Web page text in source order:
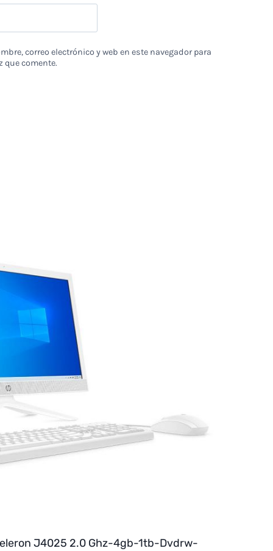
correo electrónico y web en este navegador para
que comente.
J4025 2.0 Ghz-4gb-1tb-Dvdrw-